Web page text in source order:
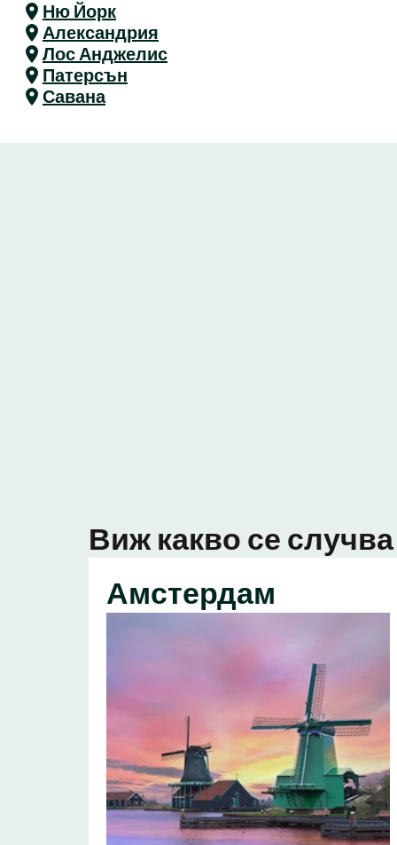
Ню Йорк
Александрия
Лос Анджелис
Патерсън
Савана
Виж какво се
Амстердам